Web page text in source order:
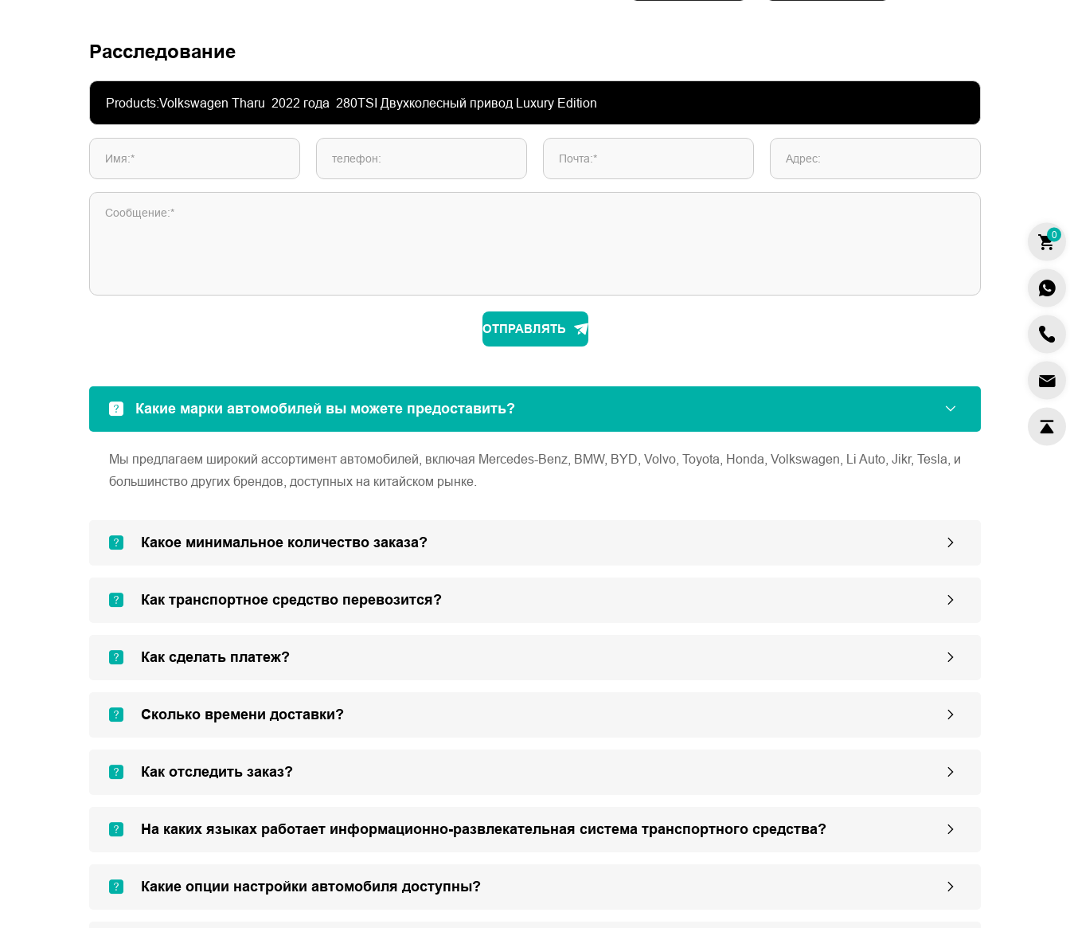
Расследование
Имя:* телефон: Почта:* Адрес:
Сообщение:*
ОТПРАВЛЯТЬ
Какие марки автомобилей вы можете предоставить?
Мы предлагаем широкий ассортимент автомобилей, включая Mercedes-Benz, BMW, BYD, Volvo, Toyota, Honda, Volkswagen, Li Auto, Jikr, Tesla, и
большинство других брендов, доступных на китайском рынке.
Какое минимальное количество заказа?
Как транспортное средство перевозится?
Как сделать платеж?
Сколько времени доставки?
Как отследить заказ?
На каких языках работает информационно-развлекательная система транспортного средства?
Какие опции настройки автомобиля доступны?
0